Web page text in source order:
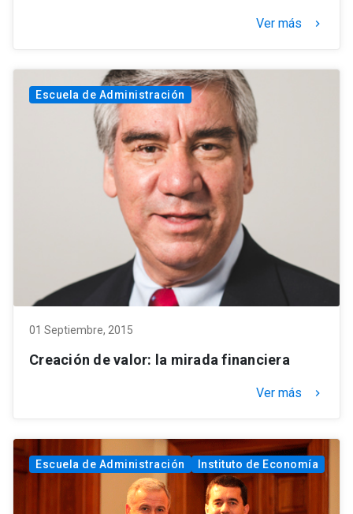
Ver más keyboard_arrow_right
Escuela de Administración
01 Septiembre, 2015
Creación de valor: la mirada financiera
Ver más keyboard_arrow_right
Escuela de Administración Instituto de Economía